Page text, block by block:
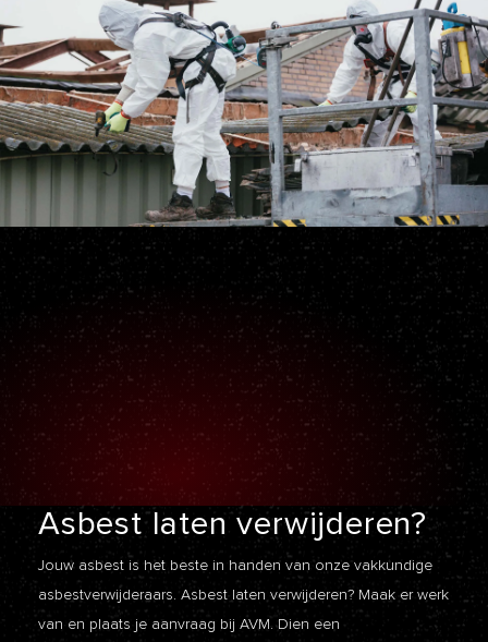
Asbest latenverwijderen?
Jouw asbest is het beste in handen van onze vakkundige
asbestverwijderaars. Asbest laten verwijderen? Maak er werk
van en plaats je aanvraag bij AVM. Dien een